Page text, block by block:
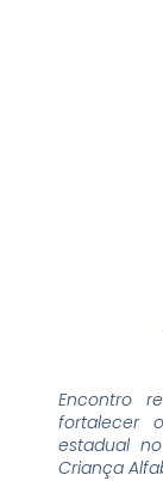
Encontro
fortalecer
estadual
Criança